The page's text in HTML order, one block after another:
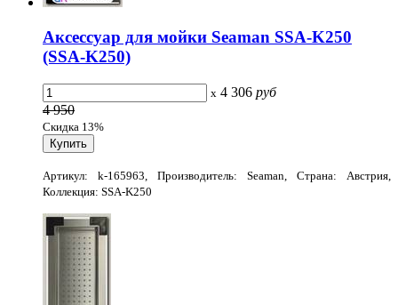
Аксессуар для мойки Seaman SSA-K250
(SSA-K250)
x 4 306 руб
4 950
Скидка 13%
Артикул: k-165963, Производитель: Seaman, Страна: Австрия,
Коллекция: SSA-K250